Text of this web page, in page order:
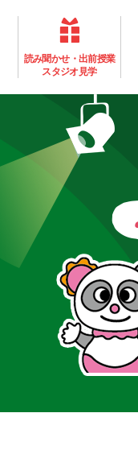
読み聞かせ・出前授業
スタジオ見学